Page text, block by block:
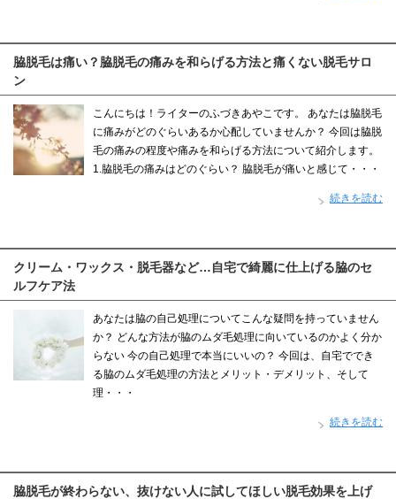
脇脱毛は痛い？脇脱毛の痛みを和らげる方法と痛くない脱毛サロ
ン
こんにちは！ライターのふづきあやこです。 あなたは脇脱毛
に痛みがどのぐらいあるか心配していませんか？ 今回は脇脱
毛の痛みの程度や痛みを和らげる方法について紹介します。
1.脇脱毛の痛みはどのぐらい？ 脇脱毛が痛いと感じて・・・
続きを読む
クリーム・ワックス・脱毛器など…自宅で綺麗に仕上げる脇のセ
ルフケア法
あなたは脇の自己処理についてこんな疑問を持っていません
か？ どんな方法が脇のムダ毛処理に向いているのかよく分か
らない 今の自己処理で本当にいいの？ 今回は、自宅ででき
る脇のムダ毛処理の方法とメリット・デメリット、そして
理・・・
続きを読む
脇脱毛が終わらない、抜けない人に試してほしい脱毛効果を上げ